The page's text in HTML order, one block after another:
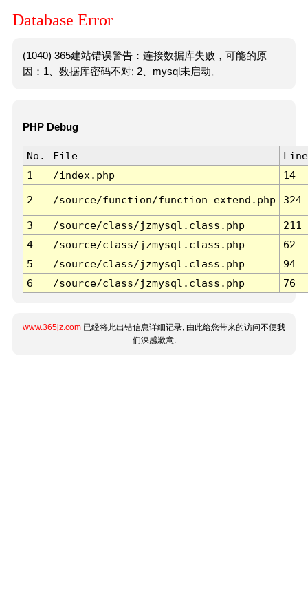
Database Error
(1040) 365建站错误警告：连接数据库失败，可能的原
因：1、数据库密码不对; 2、mysql未启动。
PHP Debug
No. File
Line
1
/index.php 14
2 /source/function/function_extend.php 324
3 /source/class/jzmysql.class.php
211
4
/source/class/jzmysql.class.php
62
5
/source/class/jzmysql.class.php
94
6
/source/class/jzmysql.class.php 76
www.365jz.com 已经将此出错信息详细记录, 由此给您带来的访问不便我
们深感歉意.